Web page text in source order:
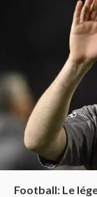
Football: Le